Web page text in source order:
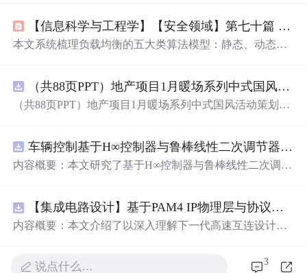
及了不同速度的链路在STP中的开销计算，以及IP地址子
网划分和NAT转换的相关知识。最后，提到了ACL（Acces
【信息科学与工程学】【安全领域】第七十篇 负载均衡设备的主要算法01
本文系统梳理负载均衡的五大类算法模型：静态、动态、
特性与适配约束。强调算法复杂度与硬件架构的匹配关
系，指出ASIC适合固定哈希与规则转发，NPU适用于AI驱
（共88页PPT）地产项目1月暖场系列中式国风活动策划方案.pptx
（共88页PPT）地产项目1月暖场系列中式国风活动策划方
车辆控制基于H∞控制器与鲁棒线性二次调节器RLQR的铰接式重型车辆的稳健路径跟踪控制研究（Matlab代码实现）
内容概要：本文研究了基于H∞控制器与鲁棒线性二次调节
工况下路径跟踪精度低、稳定性差的问题，提出结合H∞控
制与RLQR的复合控制策略，以提升系统对参数不确定
分析其控制性能，结果表明该方法能有效提高路径跟踪精
【集成电路设计】基于PAM4 IP物理层与协议兼容性验证：5nm工艺下高速互连系统电气合规测试平台
内容概要：本文介绍了以深入理解下一代高速互连设计的
说点什么… 3